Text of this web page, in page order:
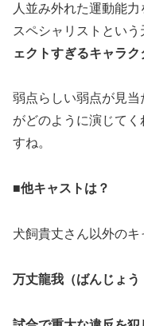
人並み外れた運動能
スペシャリストとい
ェクトすぎるキャラク
弱点らしい弱点が見
がどのように演じて
すね。
■他キャストは？
犬飼貴丈さん以外のキ
万丈龍我（ばんじょ